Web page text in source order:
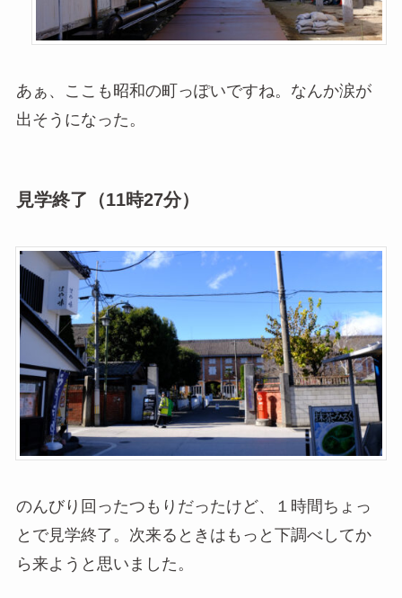
あぁ、ここも昭和の町っぽいですね。なんか涙が
出そうになった。
見学終了（11時27分）
のんびり回ったつもりだったけど、１時間ちょっ
とで見学終了。次来るときはもっと下調べしてか
ら来ようと思いました。